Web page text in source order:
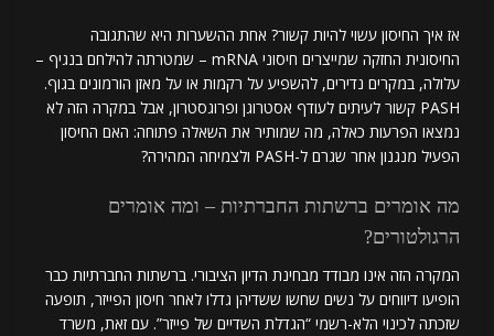
אז איך החיסון עשוי להיות קשור? אחת ההשערות היא שהתגובה
החיסונית החזקה שמייצרים חיסוני mRNA – שמטרתה להילחם בנגיף –
עלולה, במקרים נדירים, להשפיע על רקמות או על מאזן הורמונים בגוף.
PASH קשור לעיתים לעודף אסטרוגן ופרוגסטרון, אבל במקרה הזה לא
נמצאו הפרעות כאלה, מה שמותיר את השאלה פתוחה: האם החיסון
הפעיל מנגנון אחר שגרם ל-PASH ולצמיחה המהירה?
מה אומרים ברשתות החברתיות – ומה אומרים
הרגולטורים?
המקרה הזה אינו מבודד מבחינת הדיון הציבורי. ברשתות החברתיות כבר
הופיעו דיווחים על נשים שחשו ששדיהן גדלו לאחר חיסון הפייזר, תופעה
שזכתה לכינוי הלא-רשמי “הגדלת השדיים של פייזר”. עם זאת, משרד